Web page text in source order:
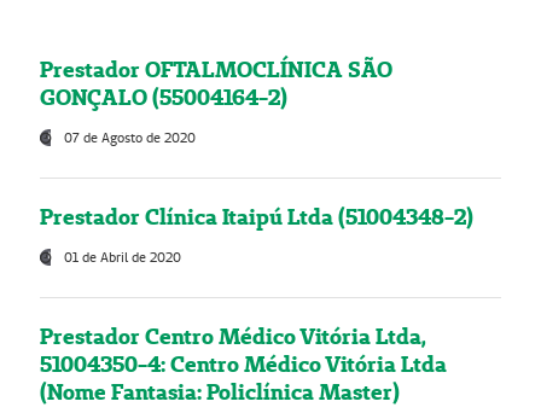
Prestador OFTALMOCLÍNICA SÃO
GONÇALO (55004164-2)
07 de Agosto de 2020
Prestador Clínica Itaipú Ltda (51004348-2)
01 de Abril de 2020
Prestador Centro Médico Vitória Ltda,
51004350-4: Centro Médico Vitória Ltda
(Nome Fantasia: Policlínica Master)